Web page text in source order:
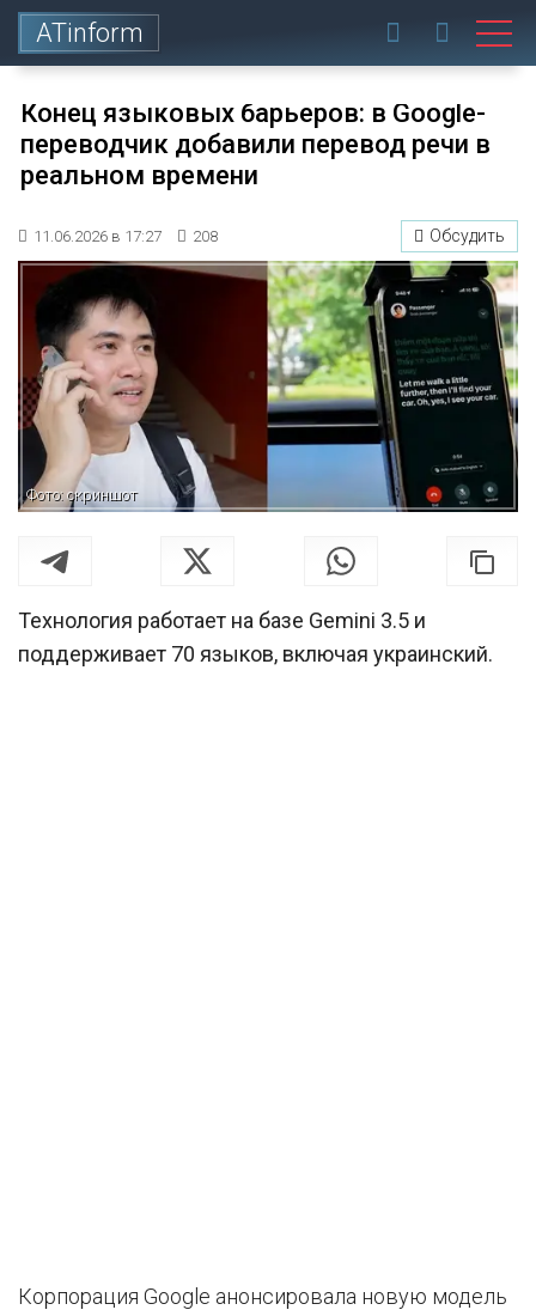
ATinform
Конец языковых барьеров: в Google-
переводчик добавили перевод речи в
реальном времени
11.06.2026 в 17:27 208 Обсудить
Фото: скриншот
Технология работает на базе Gemini 3.5 и
поддерживает 70 языков, включая украинский.
Корпорация Google анонсировала новую модель